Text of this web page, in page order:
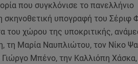
που συγκλόνισε το πανελλήνιο
υπογραφή του Σέριφ
του χώρου της υποκριτικής,
τη Μαρία Ναυπλιώτου, τον Νίκο
Γιώργο Μπένο, την Καλλιόπη Χάσκα,